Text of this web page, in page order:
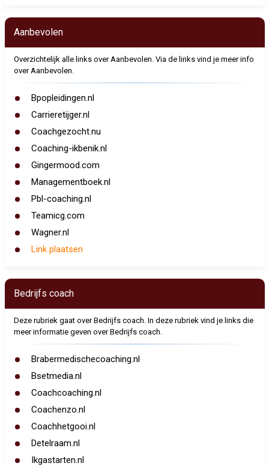
Aanbevolen
Overzichtelijk alle links over Aanbevolen. Via de links vind je meer info
over Aanbevolen.
Bpopleidingen.nl
Carrieretijger.nl
Coachgezocht.nu
Coaching-ikbenik.nl
Gingermood.com
Managementboek.nl
Pbl-coaching.nl
Teamicg.com
Wagner.nl
Link plaatsen
Bedrijfs coach
Deze rubriek gaat over Bedrijfs coach. In deze rubriek vind je links die
meer informatie geven over Bedrijfs coach.
Brabermedischecoaching.nl
Bsetmedia.nl
Coachcoaching.nl
Coachenzo.nl
Coachhetgooi.nl
Detelraam.nl
Ikgastarten.nl